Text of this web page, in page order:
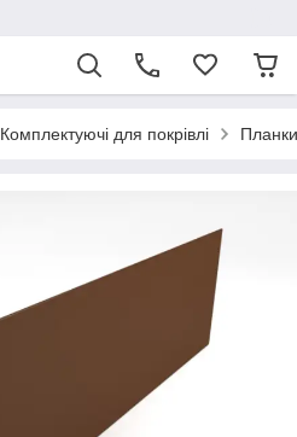
Комплектуючі для покрівлі